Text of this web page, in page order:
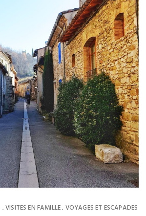
,VISITES EN FAMILLE, VOYAGES ET ESCAPADES